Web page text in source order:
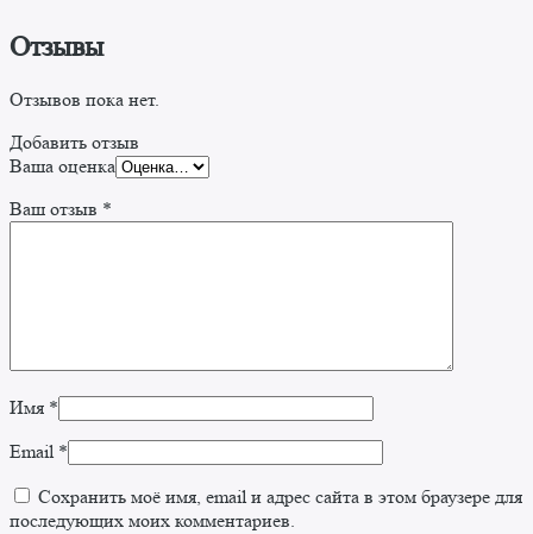
Отзывы
Отзывов пока нет.
Добавить отзыв
Ваша оценка
Ваш отзыв *
Имя *
Email *
Сохранить моё имя, email и адрес сайта в этом браузере для
последующих моих комментариев.